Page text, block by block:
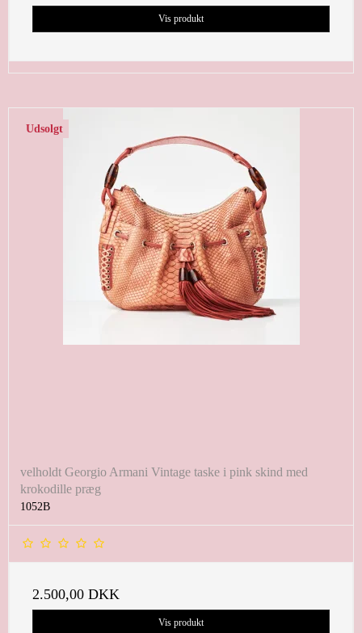
Vis produkt
Udsolgt
velholdt Georgio Armani Vintage taske i pink skind med
krokodille præg
1052B
2.500,00 DKK
Vis produkt